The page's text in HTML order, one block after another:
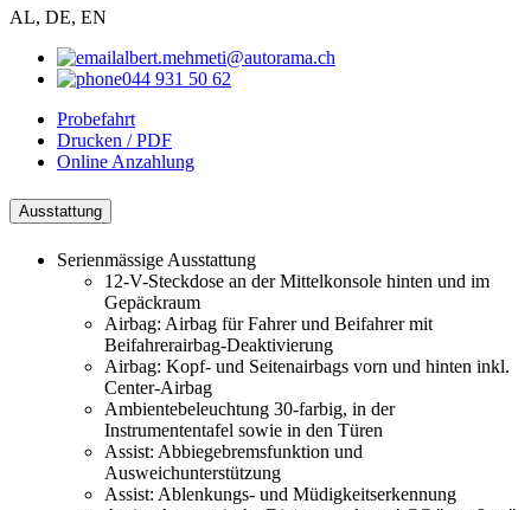
AL, DE, EN
albert.mehmeti@autorama.ch
044 931 50 62
Probefahrt
Drucken / PDF
Online Anzahlung
Ausstattung
Serienmässige Ausstattung
12-V-Steckdose an der Mittelkonsole hinten und im
Gepäckraum
Airbag: Airbag für Fahrer und Beifahrer mit
Beifahrerairbag-Deaktivierung
Airbag: Kopf- und Seitenairbags vorn und hinten inkl.
Center-Airbag
Ambientebeleuchtung 30-farbig, in der
Instrumententafel sowie in den Türen
Assist: Abbiegebremsfunktion und
Ausweichunterstützung
Assist: Ablenkungs- und Müdigkeitserkennung